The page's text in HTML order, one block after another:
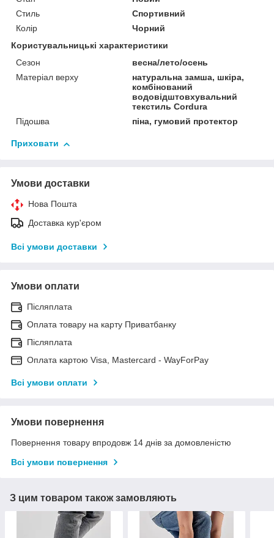
Стиль
Спортивний
Колір
Чорний
Користувальницькі характеристики
Сезон
весна/лето/осень
Матеріал верху
натуральна замша, шкіра,
комбінований
водовідштовхувальний
текстиль Cordura
Підошва
піна, гумовий протектор
Приховати
Умови доставки
Нова Пошта
Доставка кур'єром
Всі умови доставки
Умови оплати
Післяплата
Оплата товару на карту Приватбанку
Післяплата
Оплата картою Visa, Mastercard - WayForPay
Всі умови оплати
Умови повернення
Повернення товару впродовж 14 днів за домовленістю
Всі умови повернення
З цим товаром також замовляють